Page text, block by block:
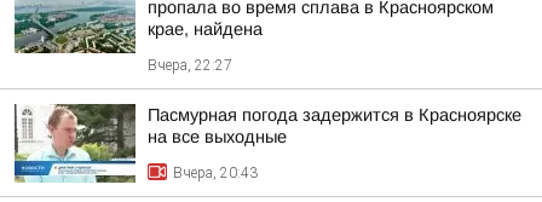
пропала во время сплава в Красноярском
крае, найдена
Вчера, 22:27
Пасмурная погода задержится в Красноярске
на все выходные
Вчера, 20:43